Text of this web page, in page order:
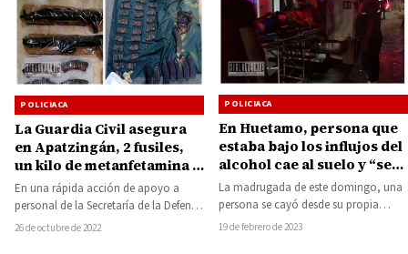
POLICIACA
La Guardia Civil asegura
en Apatzingán, 2 fusiles,
un kilo de metanfetamina y
267 municiones
En una rápida acción de apoyo a
personal de la Secretaría de la Defensa
Nacional (Sedena), quien sufrió…
26 de octubre de 2022
POLICIACA
En Huetamo, persona que
estaba bajo los influjos del
alcohol cae al suelo y “se
abre” la cabeza
La madrugada de este domingo, una
persona se cayó desde su propia
altura ya que se encontraba
19 de febrero de 2023